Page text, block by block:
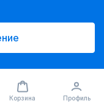
Корзина Профиль